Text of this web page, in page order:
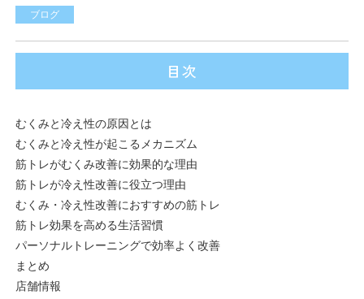
ブログ
目次
むくみと冷え性の原因とは
むくみと冷え性が起こるメカニズム
筋トレがむくみ改善に効果的な理由
筋トレが冷え性改善に役立つ理由
むくみ・冷え性改善におすすめの筋トレ
筋トレ効果を高める生活習慣
パーソナルトレーニングで効率よく改善
まとめ
店舗情報